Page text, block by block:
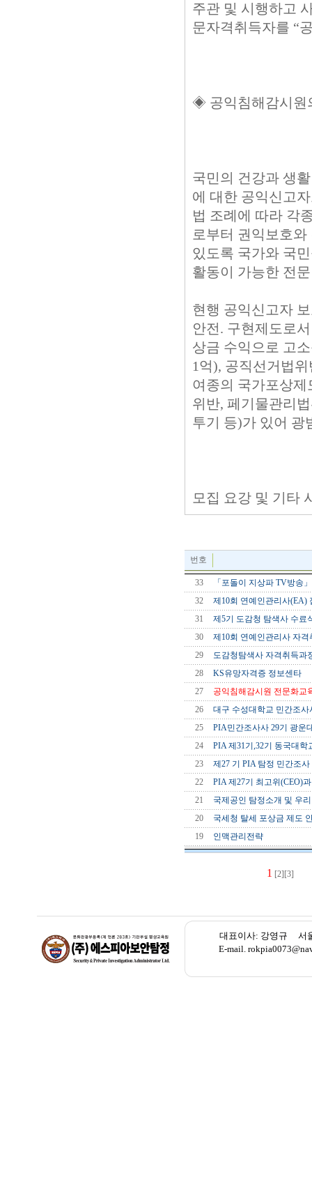
주관 및 시행하고
문자격취득자를 “
◈ 공익침해감시원
국민의 건강과 생
에 대한 공익신고
법 조례에 따라 각
로부터 권익보호
있도록 국가와 국
활동이 가능한 전
현행 공익신고자
안전. 구현제도로
상금 수익으로 고
1억), 공직선거법
여종의 국가포상
위반, 페기물관리
투기 등)가 있어 광
모집 요강 및 기타
번호
33
「포돌이 지상파 TV방송
32
제10회 연예인관리사(EA)
31
제5기 도감청 탐색사 수료
30
제10회 연예인관리사 자
29
도감청탐색사 자격취득과
28
KS유망자격증 정보센타
27
공익침해감시원 전문화교
26
대구 수성대학교 민간조사
25
PIA민간조사사 29기 광운
24
PIA 제31기,32기 동국대학
23
제27 기 PIA 탐정 민간조
22
PIA 제27기 최고위(CEO)
21
국제공인 탐정소개 및 우
20
국세청 탈세 포상금 제도
19
인맥관리전략
1 [2] [3]
대표이사: 강영규 서
E-mail.